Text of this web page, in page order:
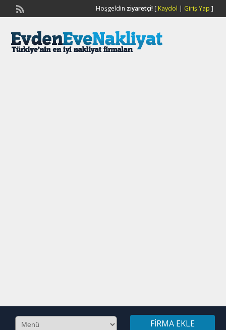
Hoşgeldin ziyaretçi![ Kaydol | Giriş Yap ]
FIRMA EKLE